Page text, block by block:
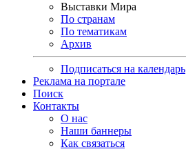
Выставки Мира
По странам
По тематикам
Архив
Подписаться на календарь
Реклама на портале
Поиск
Контакты
О нас
Наши баннеры
Как связаться